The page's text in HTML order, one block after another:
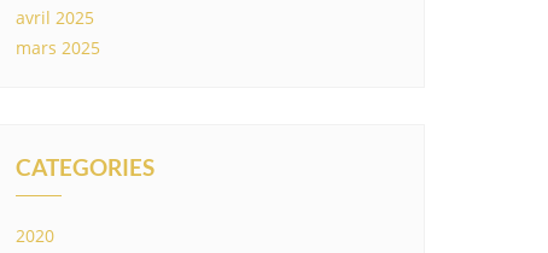
avril 2025
mars 2025
CATEGORIES
2020